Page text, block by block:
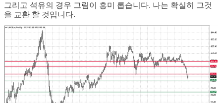
그리고 석유의 경우 그림이 흥미 롭습니다. 나는 확실히 그것
을 교환 할 것입니다.